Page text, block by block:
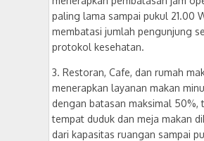
paling lama sampai pukul 21.00
membatasi jumlah pengunjung
protokol kesehatan.
3. Restoran, Cafe, dan rumah
menerapkan layanan makan
dengan batasan maksimal 50%,
tempat duduk dan meja makan
dari kapasitas ruangan sampai